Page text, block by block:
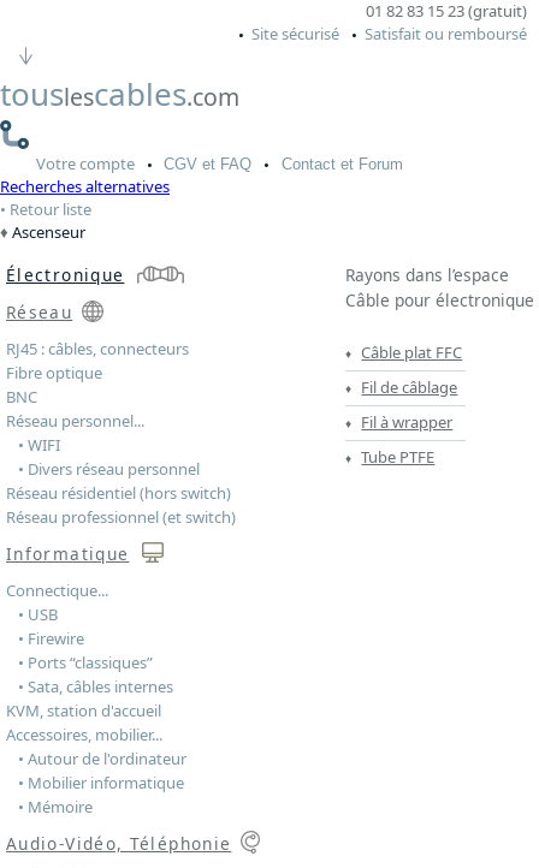
01 82 83 15 23 (gratuit)
Site sécurisé
Satisfait ou remboursé
touslescables.com
Votrecompte CGV et FAQ Contactet Forum
Recherches alternatives
Retour liste
Ascenseur
Rayons dans l’espace
Câble pour électronique
Câble plat FFC
Fil de câblage
Fil à wrapper
Tube PTFE
Électronique
Réseau
RJ45 : câbles, connecteurs
Fibre optique
BNC
Réseau personnel...
• WIFI
• Divers réseau personnel
Réseau résidentiel (hors switch)
Réseau professionnel (et switch)
Informatique
Connectique...
• USB
• Firewire
• Ports “classiques”
• Sata, câbles internes
KVM, station d'accueil
Accessoires, mobilier...
• Autour de l'ordinateur
• Mobilier informatique
• Mémoire
Audio-Vidéo, Téléphonie